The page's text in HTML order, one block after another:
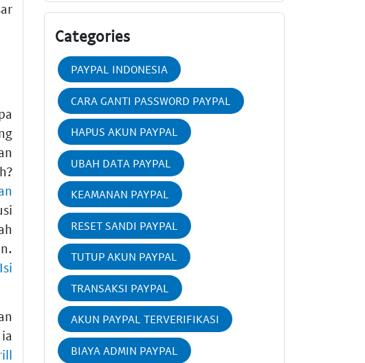
Isi
Categories
PAYPAL INDONESIA
CARA GANTI PASSWORD PAYPAL
HAPUS AKUN PAYPAL
UBAH DATA PAYPAL
KEAMANAN PAYPAL
RESET SANDI PAYPAL
TUTUP AKUN PAYPAL
TRANSAKSI PAYPAL
AKUN PAYPAL TERVERIFIKASI
BIAYA ADMIN PAYPAL